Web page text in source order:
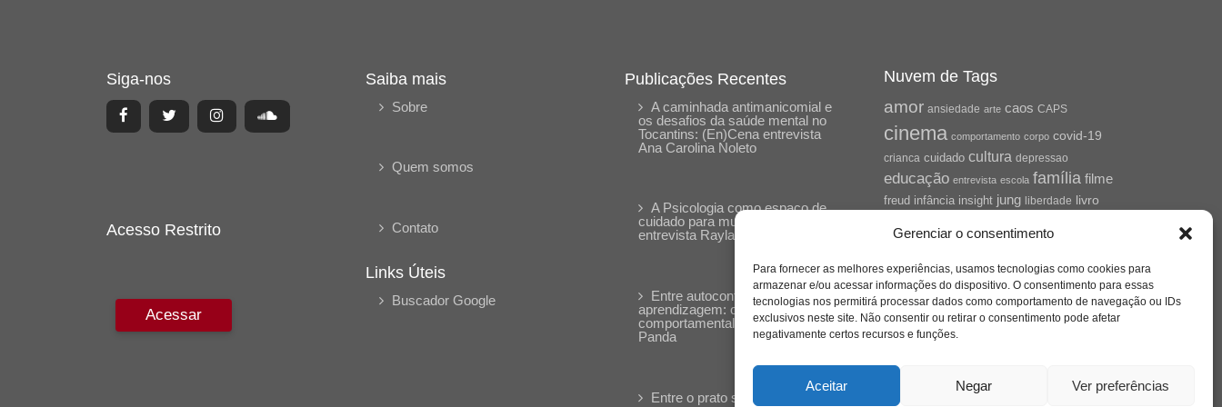
Gerenciar o consentimento
Para fornecer as melhores experiências, usamos tecnologias como cookies para
armazenar e/ou acessar informações do dispositivo. O consentimento para essas
tecnologias nos permitirá processar dados como comportamento de navegação ou IDs
exclusivos neste site. Não consentir ou retirar o consentimento pode afetar
negativamente certos recursos e funções.
Aceitar Negar Ver preferências
Siga-nos
Acesso Restrito
Acessar
Saiba mais
Sobre
Quem somos
Contato
Links Úteis
Buscador Google
Publicações Recentes
A caminhada antimanicomial e
os desafios da saúde mental no
Tocantins: (En)Cena entrevista
Ana Carolina Noleto
A Psicologia como espaço de
cuidado para mulheres: (En)Cena
entrevista Rayla Soares
Entre autocontrole e
aprendizagem: o desenvolvimento
comportamental em Kung Fu
Panda
Entre o prato saudável e o
Nuvem de Tags
amor ansiedade arte caos CAPS
cinema comportamento corpo covid-19
crianca cuidado cultura depressao
educação entrevista escola família filme
freud infância insight jung liberdade livro
pandemia psicanálise
psicologia redes sociais relato
saúdesaúde mental
sexualidade